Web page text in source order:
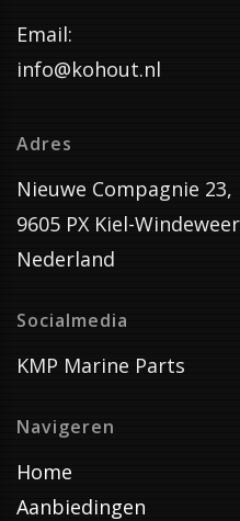
Email:
info@kohout.nl
Adres
Nieuwe Compagnie 23,
9605 PX Kiel-
Nederland
Socialmedia
KMP Marine Parts
Navigeren
Home
Aanbiedingen